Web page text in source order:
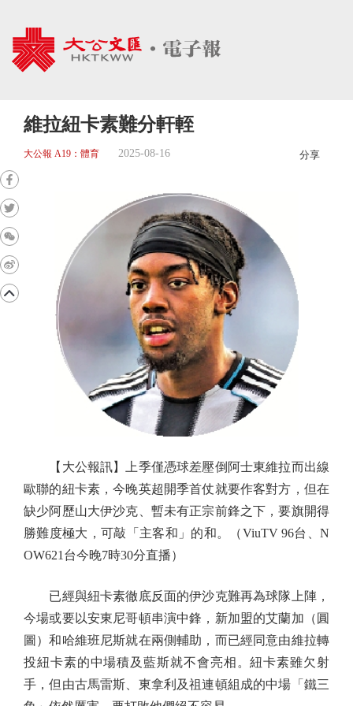
維拉紐卡素難分軒輊
大公報 A19：體育 2025-08-16 分享
【大公報訊】上季僅憑球差壓倒阿士東維拉而出線
歐聯的紐卡素，今晚英超開季首仗就要作客對方，但在
缺少阿歷山大伊沙克、暫未有正宗前鋒之下，要旗開得
勝難度極大，可敲「主客和」的和。（ViuTV 96台、N
OW621台今晚7時30分直播）
已經與紐卡素徹底反面的伊沙克難再為球隊上陣，
今場或要以安東尼哥頓串演中鋒，新加盟的艾蘭加（圓
圖）和哈維班尼斯就在兩側輔助，而已經同意由維拉轉
投紐卡素的中場積及藍斯就不會亮相。紐卡素雖欠射
手，但由古馬雷斯、東拿利及祖連頓組成的中場「鐵三